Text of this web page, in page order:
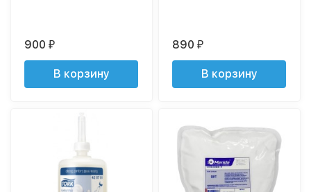
900₽
В корзину
890₽
В корзину